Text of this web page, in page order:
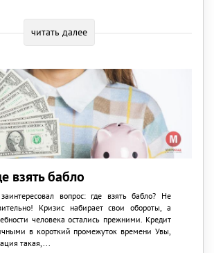
читать далее
взять бабло
вопрос: где взять бабло? Не
Кризис набирает свои обороты, а
человека остались прежними. Кредит
в короткий промежуток времени Увы,
такая,...